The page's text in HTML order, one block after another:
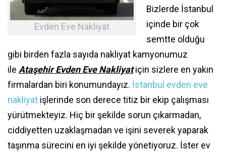
Evden Eve Nakliyat
Bizlerde İstanbul
içinde bir çok
semtte olduğu
gibi birden fazla sayıda nakliyat kamyonumuz
ile Ataşehir Evden Eve Nakliyatiçin sizlere en yakın
firmalardan biri konumundayız. İstanbul evden eve
nakliyat işlerinde son derece titiz bir ekip çalışması
yürütmekteyiz. Hiç bir şekilde sorun çıkarmadan,
ciddiyetten uzaklaşmadan ve işini severek yaparak
taşınma sürecini en iyi şekilde yönetiyoruz. İster ev